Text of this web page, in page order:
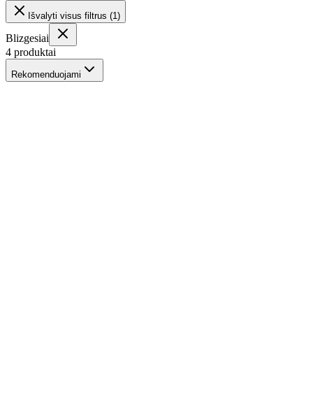
Išvalyti visus filtrus (1)
Blizgesiai
4 produktai
Rekomenduojami